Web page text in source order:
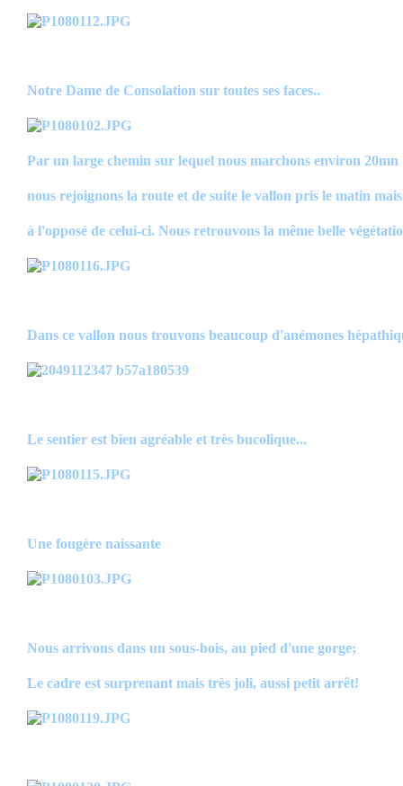
Notre Dame de Consolation sur toutes ses faces..
Par un large chemin sur lequel nous marchons environ 20mn
nous rejoignons la route et de suite le vallon pris le matin mais
à l'opposé de celui-ci. Nous retrouvons la même belle
Dans ce vallon nous trouvons beaucoup d'anémones
Le sentier est bien agréable et très bucolique...
Une fougère naissante
Nous arrivons dans un sous-bois, au pied d'une gorge;
Le cadre est surprenant mais très joli, aussi petit arrêt!